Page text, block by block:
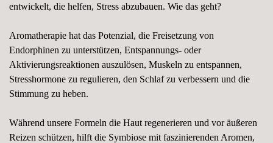
entwickelt, die helfen, Stress abzubauen. Wie das geht?
Aromatherapie hat das Potenzial, die Freisetzung von
Endorphinen zu unterstützen, Entspannungs- oder
Aktivierungsreaktionen auszulösen, Muskeln zu entspannen,
Stresshormone zu regulieren, den Schlaf zu verbessern und die
Stimmung zu heben.
Während unsere Formeln die Haut regenerieren und vor äußeren
Reizen schützen, hilft die Symbiose mit faszinierenden Aromen,